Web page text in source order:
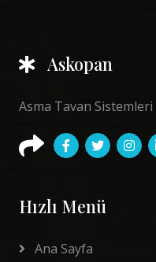
Askopan
Asma Tavan Sistemleri
Hızlı Menü
Ana Sayfa